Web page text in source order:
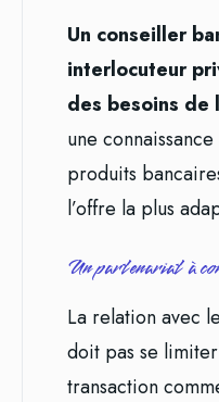
Un conseiller
interlocuteur
des besoins de
une
produits
l’offre la plus
Un partenariat à
La relation avec
doit pas se
transaction